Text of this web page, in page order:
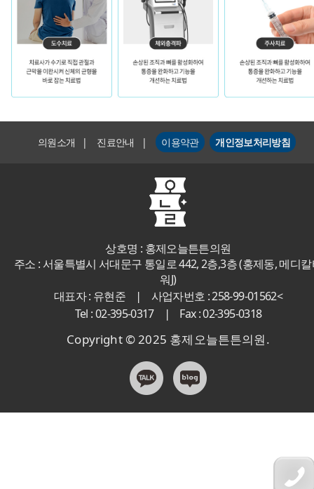
의원소개 | 진료안내 | 이용약관 개인정보처리방침
상호명 : 홍제오늘튼튼의원
주소 : 서울특별시 서대문구 통일로 442, 2층,3층 (홍제동, 메디
워J)
대표자 : 유현준
|
사업자번호 : 258-99-01562<
Tel : 02-395-0317
| Fax : 02-395-0318
Copyright © 2025 홍제오늘튼튼의원.